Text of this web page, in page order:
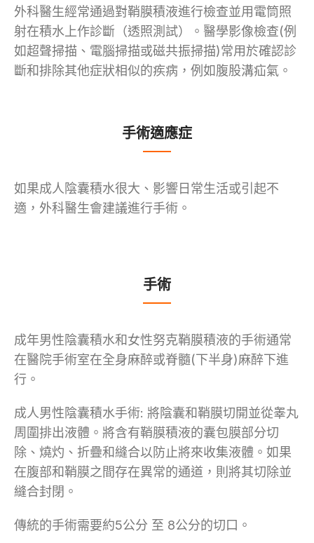
外科醫生經常通過對鞘膜積液進行檢查並用電筒照
射在積水上作診斷（透照測試）。醫學影像檢查(例
如超聲掃描、電腦掃描或磁共振掃描)常用於確認診
斷和排除其他症狀相似的疾病，例如腹股溝疝氣。
手術適應症
如果成人陰囊積水很大、影響日常生活或引起不
適，外科醫生會建議進行手術。
手術
成年男性陰囊積水和女性努克鞘膜積液的手術通常
在醫院手術室在全身麻醉或脊髓(下半身)麻醉下進
行。
成人男性陰囊積水手術: 將陰囊和鞘膜切開並從睾丸
周圍排出液體。將含有鞘膜積液的囊包膜部分切
除、燒灼、折疊和縫合以防止將來收集液體。如果
在腹部和鞘膜之間存在異常的通道，則將其切除並
縫合封閉。
傳統的手術需要約5公分 至 8公分的切口。